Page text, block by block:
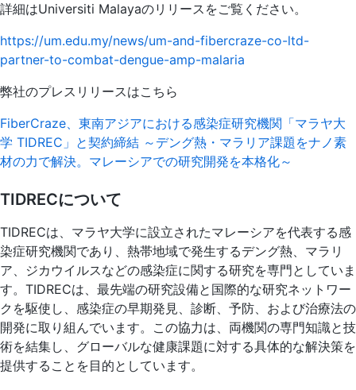
詳細はUniversiti Malayaのリリースをご覧ください。
https://um.edu.my/news/um-and-fibercraze-co-ltd-
partner-to-combat-dengue-amp-malaria
弊社のプレスリリースはこちら
FiberCraze、東南アジアにおける感染症研究機関「マラヤ大
学 TIDREC」と契約締結 ～デング熱・マラリア課題をナノ素
材の力で解決。マレーシアでの研究開発を本格化～
TIDRECについて
TIDRECは、マラヤ大学に設立されたマレーシアを代表する感
染症研究機関であり、熱帯地域で発生するデング熱、マラリ
ア、ジカウイルスなどの感染症に関する研究を専門としていま
す。TIDRECは、最先端の研究設備と国際的な研究ネットワー
クを駆使し、感染症の早期発見、診断、予防、および治療法の
開発に取り組んでいます。この協力は、両機関の専門知識と技
術を結集し、グローバルな健康課題に対する具体的な解決策を
提供することを目的としています。